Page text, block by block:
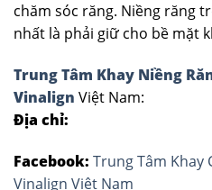
chăm sóc răng. Niềng răng
nhất là phải giữ cho bề mặt
Trung Tâm Khay Niềng
Vinalign Việt Nam:
Địa chỉ:
Facebook: Trung Tâm Khay
Vinalign Việt Nam